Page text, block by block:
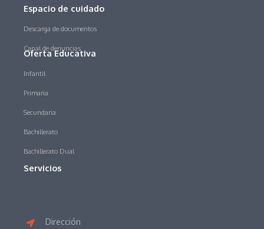
Espacio de cuidado
Descarga de documentos
Canal de denuncias
Oferta Educativa
Infantil
Primaria
Secundaria
Bachillerato
Bachillerato Dual
Servicios
Dirección